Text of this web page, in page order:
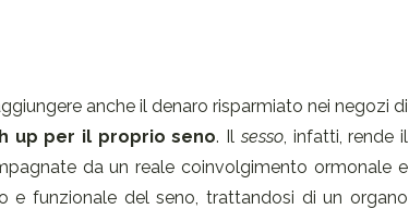
anche il denaro risparmiato nei negozi di
up per il proprio seno. Ilsesso, infatti, rende il
da un reale coinvolgimento ormonale e
e funzionale del seno, trattandosi di un organo